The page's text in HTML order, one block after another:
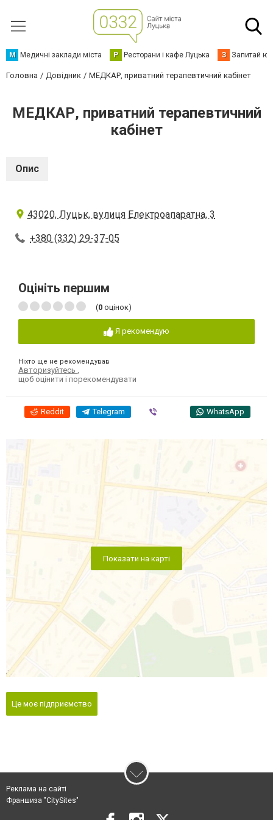
М Медичні заклади міста Р Ресторани і кафе Луцька З Запитай
Головна Довідник МЕДКАР, приватний терапевтичний кабінет
МЕДКАР, приватний терапевтичний
кабінет
Опис
43020, Луцьк, вулиця Електроапаратна, 3
+380 (332) 29-37-05
Оцініть першим
(0 оцінок)
Я рекомендую
Ніхто ще не рекомендував
Авторизуйтесь
щоб оцінити і порекомендувати
Reddit Telegram WhatsApp
Показати на карті
Це моє підприємство
Реклама на сайті
Франшиза "CitySites"